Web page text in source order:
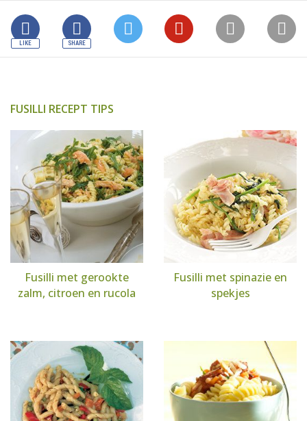
FUSILLI RECEPT TIPS
Fusilli met gerookte
zalm, citroen en rucola
Fusilli met spinazie en
spekjes